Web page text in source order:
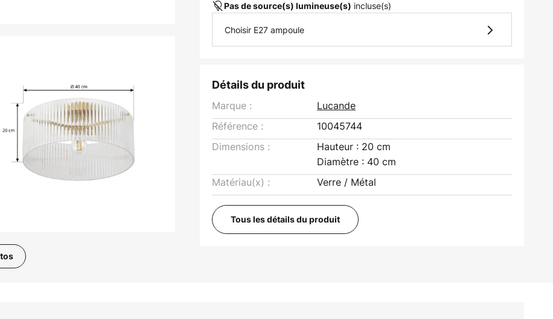
Pas de source(s) lumineuse(s) incluse(s)
Choisir E27 ampoule
Détails du produit
Marque :
Lucande
Référence :
10045744
Dimensions :
Hauteur : 20 cm
Diamètre : 40 cm
Matériau(x) :
Verre / Métal
Tous les détails du produit